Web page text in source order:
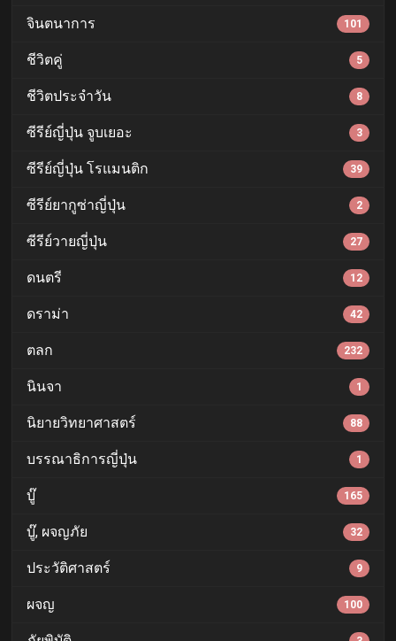
จินตนาการ 101
ชีวิตคู่ 5
ชีวิตประจำวัน 8
ซีรีย์ญี่ปุ่น จูบเยอะ 3
ซีรีย์ญี่ปุ่น โรแมนติก 39
ซีรีย์ยากูซ่าญี่ปุ่น 2
ซีรีย์วายญี่ปุ่น 27
ดนตรี 12
ดราม่า 42
ตลก 232
นินจา 1
นิยายวิทยาศาสตร์ 88
บรรณาธิการญี่ปุ่น 1
บู๊ 165
บู๊, ผจญภัย 32
ประวัติศาสตร์ 9
ผจญ 100